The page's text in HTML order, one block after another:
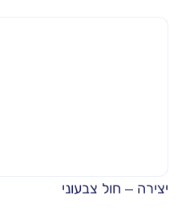
יצירה – חול צבעוני